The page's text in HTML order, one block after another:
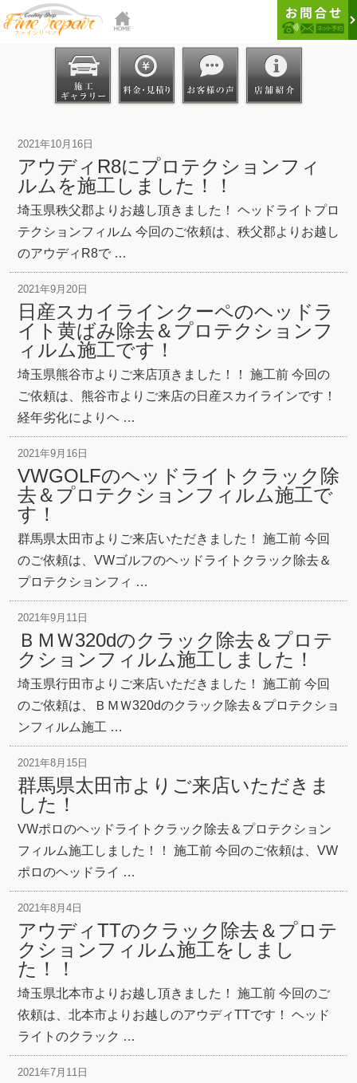
2021年10月16日
アウディR8にプロテクションフィ
ルムを施工しました！！
埼玉県秩父郡よりお越し頂きました！ ヘッドライトプロ
テクションフィルム 今回のご依頼は、秩父郡よりお越し
のアウディR8で …
2021年9月20日
日産スカイラインクーペのヘッドラ
イト黄ばみ除去＆プロテクションフ
ィルム施工です！
埼玉県熊谷市よりご来店頂きました！！ 施工前 今回の
ご依頼は、熊谷市よりご来店の日産スカイラインです！
経年劣化によりヘ …
2021年9月16日
VWGOLFのヘッドライトクラック除
去＆プロテクションフィルム施工で
す！
群馬県太田市よりご来店いただきました！ 施工前 今回
のご依頼は、VWゴルフのヘッドライトクラック除去＆
プロテクションフィ …
2021年9月11日
ＢＭＷ320dのクラック除去＆プロテ
クションフィルム施工しました！
埼玉県行田市よりご来店いただきました！ 施工前 今回
のご依頼は、ＢＭＷ320dのクラック除去＆プロテクショ
ンフィルム施工 …
2021年8月15日
群馬県太田市よりご来店いただきま
した！
VWポロのヘッドライトクラック除去＆プロテクション
フィルム施工しました！！ 施工前 今回のご依頼は、VW
ポロのヘッドライ …
2021年8月4日
アウディTTのクラック除去＆プロテ
クションフィルム施工をしまし
た！！
埼玉県北本市よりお越し頂きました！ 施工前 今回のご
依頼は、北本市よりお越しのアウディTTです！ ヘッド
ライトのクラック …
2021年7月11日